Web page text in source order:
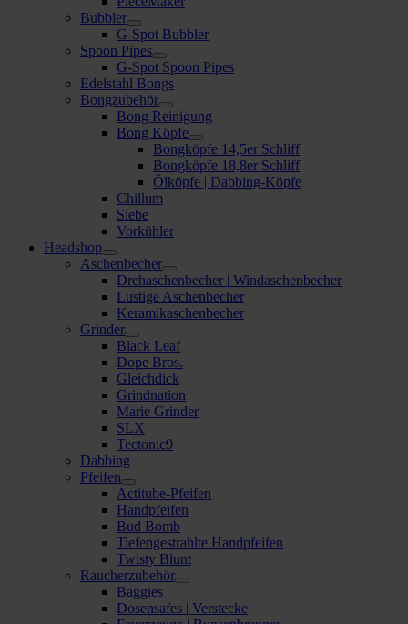
Bubbler
G-Spot Bubbler
Spoon Pipes
G-Spot Spoon Pipes
Edelstahl Bongs
Bongzubehör
Bong Reinigung
Bong Köpfe
Bongköpfe 14,5er Schliff
Bongköpfe 18,8er Schliff
Ölköpfe | Dabbing-Köpfe
Chillum
Siebe
Vorkühler
Headshop
Aschenbecher
Drehaschenbecher | Windaschenbecher
Lustige Aschenbecher
Keramikaschenbecher
Grinder
Black Leaf
Dope Bros.
Gleichdick
Grindnation
Marie Grinder
SLX
Tectonic9
Dabbing
Pfeifen
Actitube-Pfeifen
Handpfeifen
Bud Bomb
Tiefengestrahlte Handpfeifen
Twisty Blunt
Raucherzubehör
Baggies
Dosensafes | Verstecke